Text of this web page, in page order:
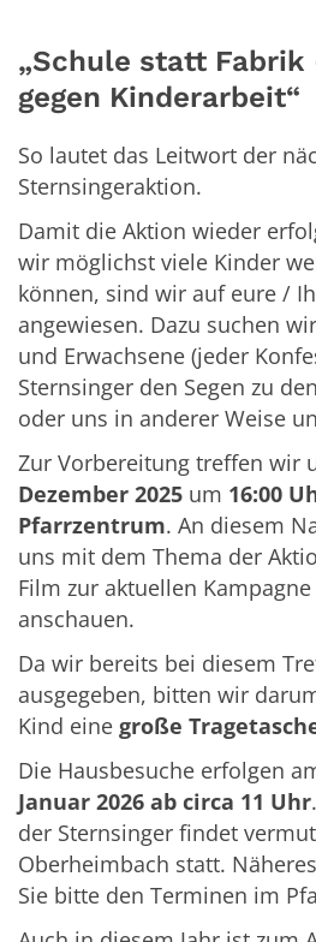
„Schule statt Fabrik
gegen Kinderarbeit“
So lautet das Leitwort der
Sternsingeraktion.
Damit die Aktion wieder
wir möglichst viele Kinder
können, sind wir auf eure /
angewiesen. Dazu suchen
und Erwachsene (jeder
Sternsinger den Segen zu
oder uns in anderer Weise
Zur Vorbereitung treffen wir
Dezember 2025 um 16:00
Pfarrzentrum. An diesem
uns mit dem Thema der
Film zur aktuellen
anschauen.
Da wir bereits bei diesem
ausgegeben, bitten wir
Kind eine große
Die Hausbesuche erfolgen
Januar 2026 ab circa 11 Uhr
der Sternsinger findet
Oberheimbach statt.
Sie bitte den Terminen im